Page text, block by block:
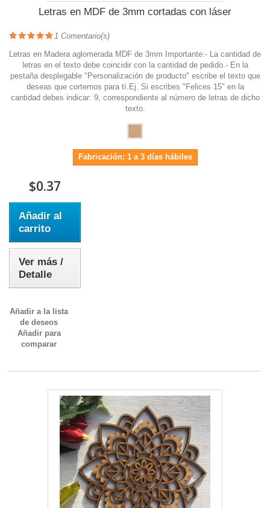
Letras en MDF de 3mm cortadas con láser
1 Comentario(s)
Letras en Madera aglomerada MDF de 3mm Importante:- La cantidad de
letras en el texto debe coincidir con la cantidad de pedido.- En la
pestaña desplegable "Personalización de producto" escribe el texto que
deseas que cortemos para tí.Ej. Si escribes "Felices 15" en la
cantidad debes indicar: 9, correspondiente al número de letras de dicho
texto.
Fabricación: 1 a 3 días hábiles
$0.37
Añadir al
carrito
Ver más /
Detalle
Añadir a la lista
de deseos
Añadir para
comparar